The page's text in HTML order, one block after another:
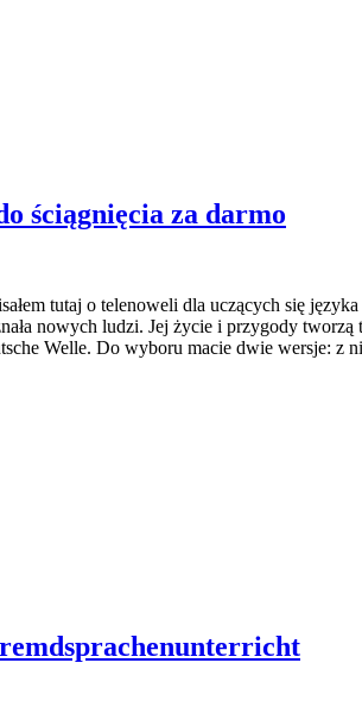
ściągnięcia za darmo
tutaj o telenoweli dla uczących się
nowych ludzi. Jej życie i przygody
Welle. Do wyboru macie dwie wersje: